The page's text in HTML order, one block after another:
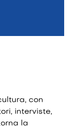
con
interviste,
la